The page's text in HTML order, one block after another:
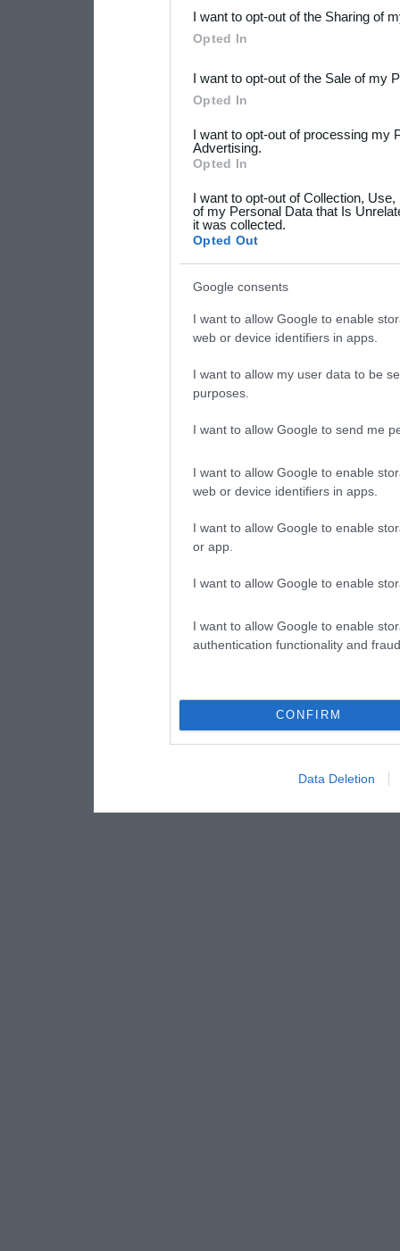
Downstream Participants
third parties.
Please note that this
not limited to your visit or
grant or deny consent to
your data for below
consent section.
I want to opt-out of the Sharing of
Opted In
I want to opt-out of the Sale of my
Opted In
I want to opt-out of processing my
Advertising.
Opted In
I want to opt-out of Collection,
of my Personal Data that Is
it was collected.
Opted Out
Google consents
I want to allow Google to enable
web or device identifiers in apps.
I want to allow my user data to be
purposes.
I want to allow Google to send me
I want to allow Google to enable
web or device identifiers in apps.
I want to allow Google to enable
or app.
I want to allow Google to enable
I want to allow Google to enable
authentication functionality and
CONFIRM
Data Deletion